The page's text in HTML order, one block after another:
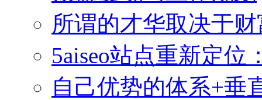
所谓的才华取决于
5aiseo站点重新定位
自己优势的体系+垂